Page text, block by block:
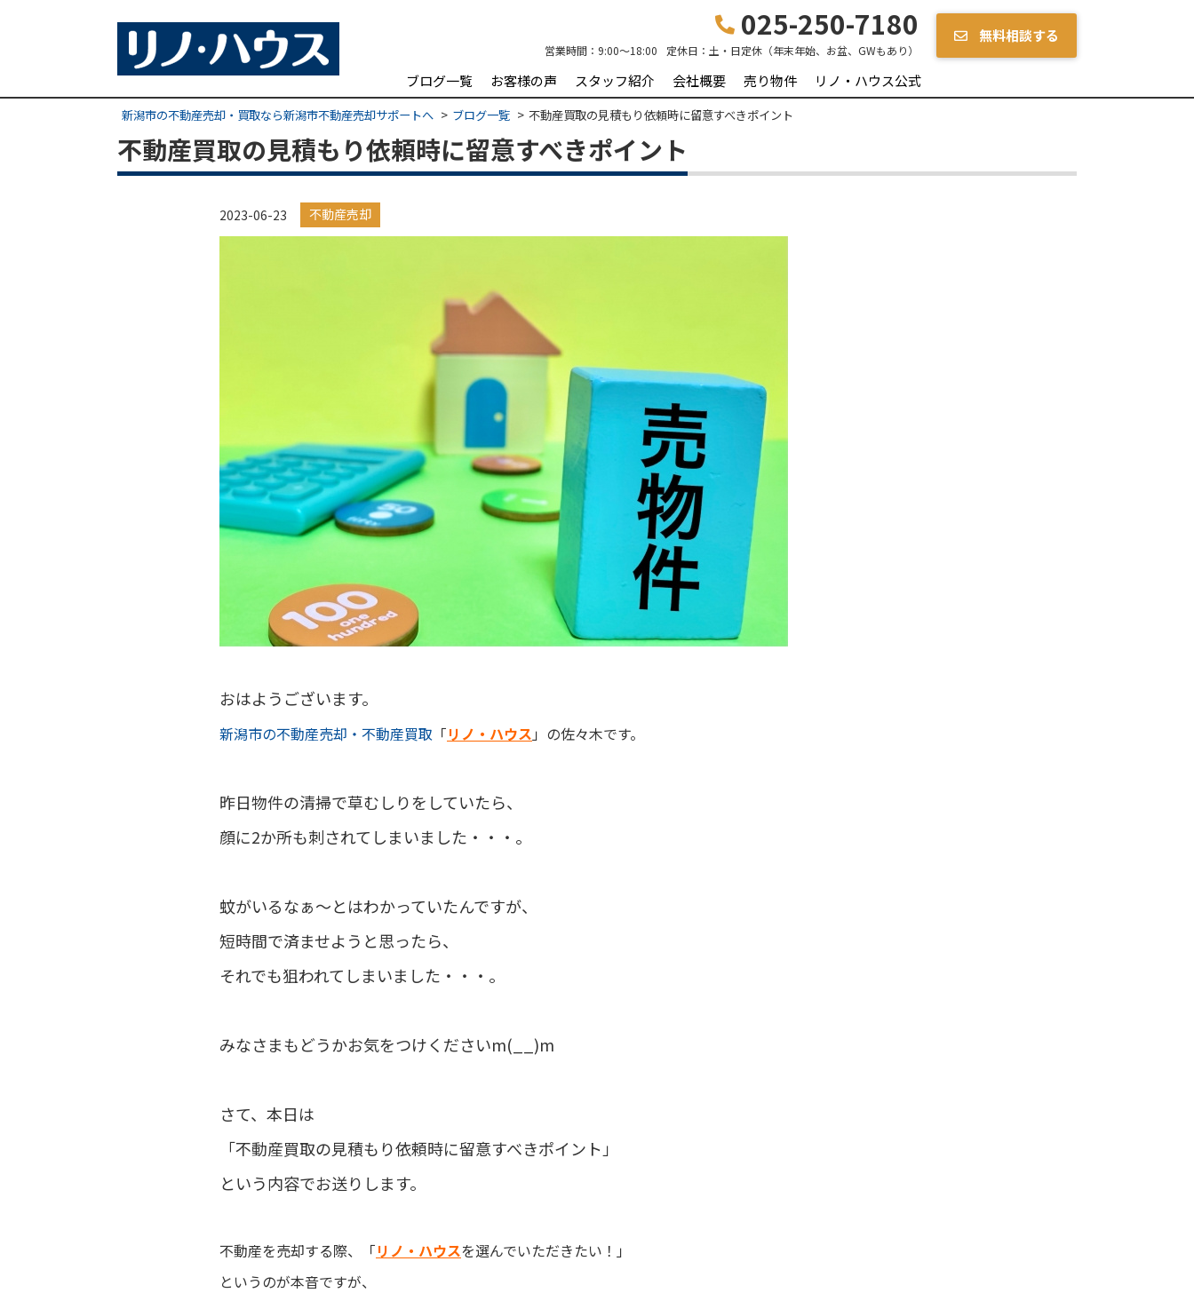
025-250-7180
営業時間： 9:00～18:00 定休日： 土・日定休（年末年始、お盆、GWもあり）
無料相談する
ブログ一覧 お客様の声 スタッフ紹介 会社概要 売り物件 リノ・ハウス公式
新潟市の不動産売却・買取なら新潟市不動産売却サポートへ ブログ一覧 不動産買取の見積もり依頼時に留意すべきポイント
不動産買取の見積もり依頼時に留意すべきポイント
2023-06-23 不動産売却
おはようございます。
新潟市の不動産売却・不動産買取 「リノ・ハウス 」の佐々木です。
昨日物件の清掃で草むしりをしていたら、
顔に2か所も刺されてしまいました・・・。
蚊がいるなぁ～とはわかっていたんですが、
短時間で済ませようと思ったら、
それでも狙われてしまいました・・・。
みなさまもどうかお気をつけくださいm(__)m
さて、本日は
「不動産買取の見積もり依頼時に留意すべきポイント」
という内容でお送りします。
不動産を売却する際、「リノ・ハウスを選んでいただきたい！」
というのが本音ですが、